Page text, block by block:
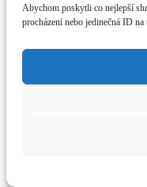
Abychom poskytli co nejlepší
procházení nebo jedinečná ID